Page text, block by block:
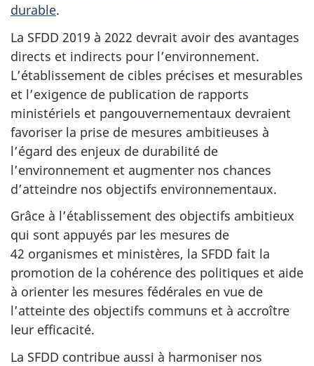
durable.
La SFDD 2019 à 2022 devrait avoir des avantages
directs et indirects pour l’environnement.
L’établissement de cibles précises et mesurables
et l’exigence de publication de rapports
ministériels et pangouvernementaux devraient
favoriser la prise de mesures ambitieuses à
l’égard des enjeux de durabilité de
l’environnement et augmenter nos chances
d’atteindre nos objectifs environnementaux.
Grâce à l’établissement des objectifs ambitieux
qui sont appuyés par les mesures de
42 organismes et ministères, la SFDD fait la
promotion de la cohérence des politiques et aide
à orienter les mesures fédérales en vue de
l’atteinte des objectifs communs et à accroître
leur efficacité.
La SFDD contribue aussi à harmoniser nos